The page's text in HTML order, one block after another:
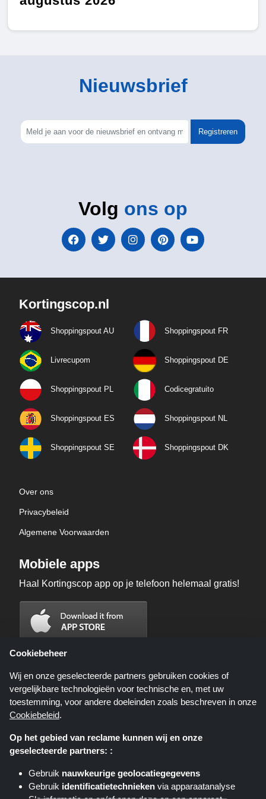
Nieuwsbrief
Registreren
Volg ons op
Kortingscop.nl
Shoppingspout AU Shoppingspout FR
Livrecupom Shoppingspout DE
Shoppingspout PL Codicegratuito
Shoppingspout ES Shoppingspout NL
Shoppingspout SE Shoppingspout DK
Over ons
Privacybeleid
Algemene Voorwaarden
Mobiele apps
Haal Kortingscop app op je telefoon helemaal gratis!
Kortingscop.nl is een website die u deals, kortingen en kortingscodes biedt;
affiliate netwerken. Kortingscop.nl of zijn medewerkers maken geen deel uit
van het bestelproces wanneer u een bestelling plaatst via deze links, zij
ontvangen enkel een commissie via deze links/deals.
Cookiebeheer
Wij en onze geselecteerde partners gebruiken cookies of
vergelijkbare technologieën voor technische en, met uw
toestemming, voor andere doeleinden zoals beschreven in onze
Cookiebeleid.
Op het gebied van reclame kunnen wij en onze
geselecteerde partners: :
Gebruik nauwkeurige geolocatiegegevens
Gebruik identificatietechnieken via apparaatanalyse